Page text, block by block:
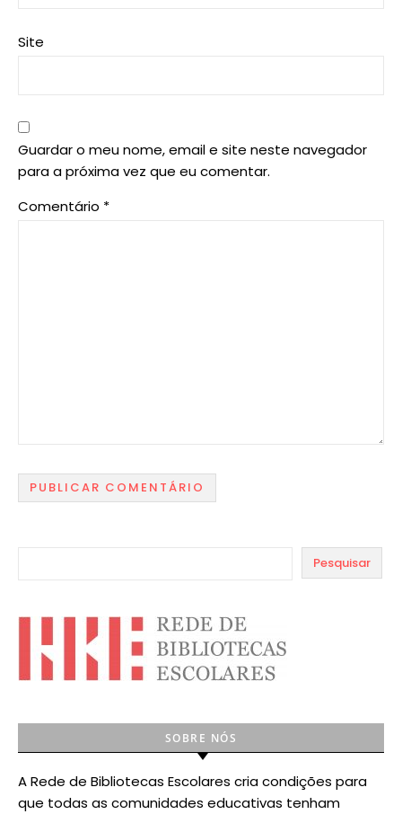
Site
Guardar o meu nome, email e site neste navegador
para a próxima vez que eu comentar.
Comentário *
Pesquisar
SOBRE NÓS
A Rede de Bibliotecas Escolares cria condições para
que todas as comunidades educativas tenham